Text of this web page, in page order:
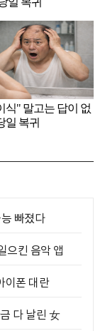
빠졌다
으킨 음악 앱
이폰 대란
다 날린 女